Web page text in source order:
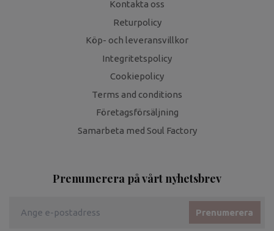
Kontakta oss
Returpolicy
Köp- och leveransvillkor
Integritetspolicy
Cookiepolicy
Terms and conditions
Företagsförsäljning
Samarbeta med Soul Factory
Prenumerera på vårt nyhetsbrev
Prenumerera